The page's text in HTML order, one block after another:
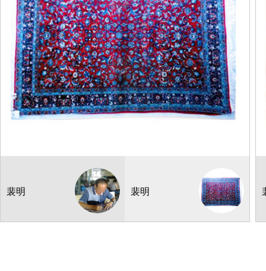
裴明
裴明
鉴赏品(非卖)
产地：新疆